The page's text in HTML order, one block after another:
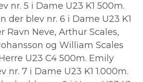
nr. 5 i Dame U23 K1 500m.
der blev nr. 6 i Dame U23 K1
Ravn Neve, Arthur Scales,
og William Scales
U23 C4 500m. Emily
nr. 7 i Dame U23 K1 1.000m.